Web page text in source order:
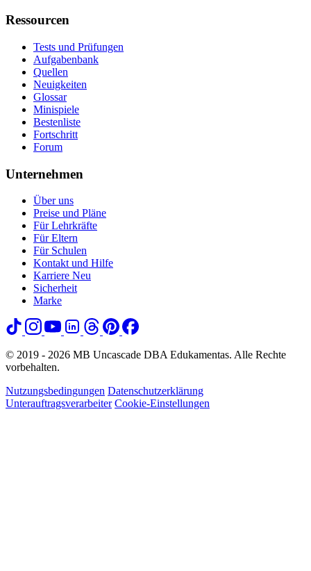
Ressourcen
Tests und Prüfungen
Aufgabenbank
Quellen
Neuigkeiten
Glossar
Minispiele
Bestenliste
Fortschritt
Forum
Unternehmen
Über uns
Preise und Pläne
Für Lehrkräfte
Für Eltern
Für Schulen
Kontakt und Hilfe
Karriere Neu
Sicherheit
Marke
© 2019 - 2026 MB Uncascade DBA Edukamentas. Alle Rechte
vorbehalten.
Nutzungsbedingungen Datenschutzerklärung
Unterauftragsverarbeiter Cookie-Einstellungen